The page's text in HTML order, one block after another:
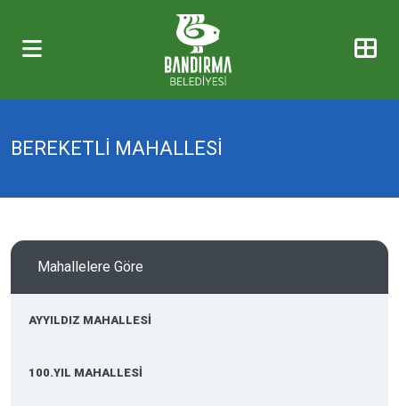
BEREKETLİ MAHALLESİ
Mahallelere Göre
AYYILDIZ MAHALLESİ
100.YIL MAHALLESİ